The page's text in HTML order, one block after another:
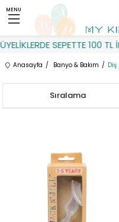
SEPETTE 100 TL
MENU
Anasayfa Banyo & Bakım Diş
Sıralama